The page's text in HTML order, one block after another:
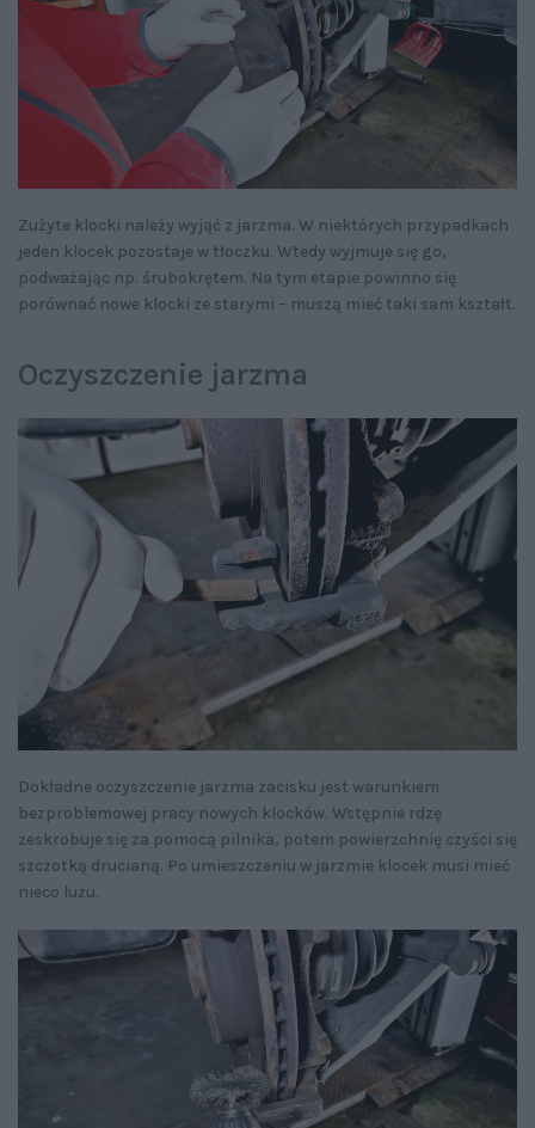
Zużyte klocki należy wyjąć z jarzma. W niektórych przypadkach
jeden klocek pozostaje w tłoczku. Wtedy wyjmuje się go,
podważając np. śrubokrętem. Na tym etapie powinno się
porównać nowe klocki ze starymi – muszą mieć taki sam kształt.
Oczyszczenie jarzma
Dokładne oczyszczenie jarzma zacisku jest warunkiem
bezproblemowej pracy nowych klocków. Wstępnie rdzę
zeskrobuje się za pomocą pilnika, potem powierzchnię czyści się
szczotką drucianą. Po umieszczeniu w jarzmie klocek musi mieć
nieco luzu.